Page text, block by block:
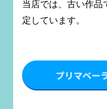
当店では、古い作品
定しています。